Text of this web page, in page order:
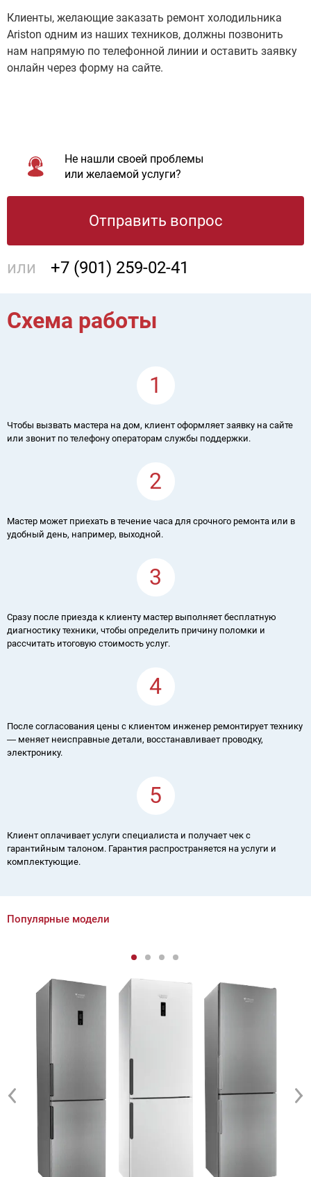
Клиенты, желающие заказать ремонт холодильника
Ariston одним из наших техников, должны позвонить
нам напрямую по телефонной линии и оставить заявку
онлайн через форму на сайте.
Не нашли своей проблемы
или желаемой услуги?
Отправить вопрос
или +7 (901) 259-02-41
Схема работы
1
Чтобы вызвать мастера на дом, клиент оформляет заявку на сайте
или звонит по телефону операторам службы поддержки.
2
Мастер может приехать в течение часа для срочного ремонта или в
удобный день, например, выходной.
3
Сразу после приезда к клиенту мастер выполняет бесплатную
диагностику техники, чтобы определить причину поломки и
рассчитать итоговую стоимость услуг.
4
После согласования цены с клиентом инженер ремонтирует технику
― меняет неисправные детали, восстанавливает проводку,
электронику.
5
Клиент оплачивает услуги специалиста и получает чек с
гарантийным талоном. Гарантия распространяется на услуги и
комплектующие.
Популярные модели